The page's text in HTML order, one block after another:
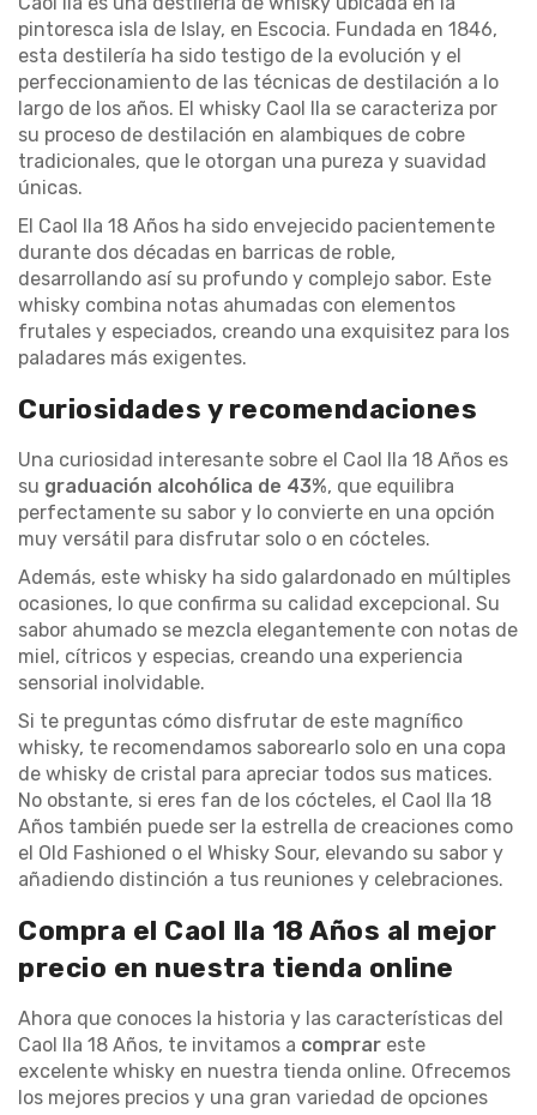
pintoresca isla de Islay, en Escocia. Fundada en 1846,
esta destilería ha sido testigo de la evolución y el
perfeccionamiento de las técnicas de destilación a lo
largo de los años. El whisky Caol Ila se caracteriza por
su proceso de destilación en alambiques de cobre
tradicionales, que le otorgan una pureza y suavidad
únicas.
El Caol Ila 18 Años ha sido envejecido pacientemente
durante dos décadas en barricas de roble,
desarrollando así su profundo y complejo sabor. Este
whisky combina notas ahumadas con elementos
frutales y especiados, creando una exquisitez para los
paladares más exigentes.
Curiosidades y recomendaciones
Una curiosidad interesante sobre el Caol Ila 18 Años es
su graduación alcohólica de 43%, que equilibra
perfectamente su sabor y lo convierte en una opción
muy versátil para disfrutar solo o en cócteles.
Además, este whisky ha sido galardonado en múltiples
ocasiones, lo que confirma su calidad excepcional. Su
sabor ahumado se mezcla elegantemente con notas de
miel, cítricos y especias, creando una experiencia
sensorial inolvidable.
Si te preguntas cómo disfrutar de este magnífico
whisky, te recomendamos saborearlo solo en una copa
de whisky de cristal para apreciar todos sus matices.
No obstante, si eres fan de los cócteles, el Caol Ila 18
Años también puede ser la estrella de creaciones como
el Old Fashioned o el Whisky Sour, elevando su sabor y
añadiendo distinción a tus reuniones y celebraciones.
Compra el Caol Ila 18 Años al mejor
precio en nuestra tienda online
Ahora que conoces la historia y las características del
Caol Ila 18 Años, te invitamos a comprar este
excelente whisky en nuestra tienda online. Ofrecemos
los mejores precios y una gran variedad de opciones